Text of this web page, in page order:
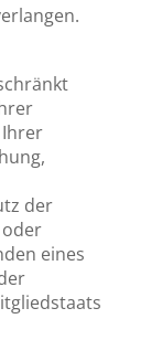
der
eines